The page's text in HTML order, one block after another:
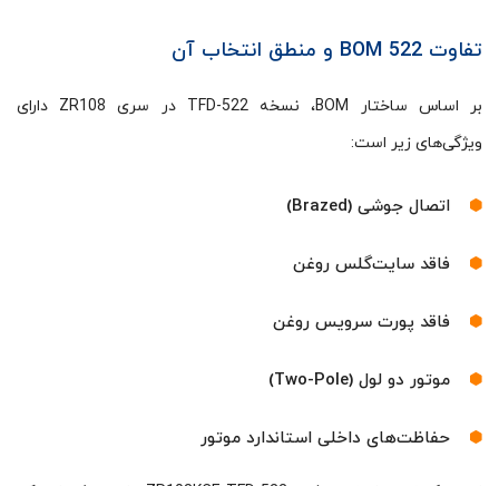
تفاوت BOM 522 و منطق انتخاب آن
بر اساس ساختار BOM، نسخه TFD-522 در سری ZR108 دارای
ویژگی‌های زیر است:
اتصال جوشی (Brazed)
فاقد سایت‌گلس روغن
فاقد پورت سرویس روغن
موتور دو لول (Two-Pole)
حفاظت‌های داخلی استاندارد موتور